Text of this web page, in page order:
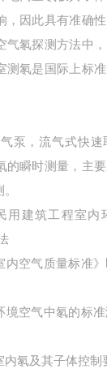
，因此具有准确
气氡探测方法中
测氡是国际上标
泵，流气式快
的瞬时测量，主
用建筑工程室
内空气质量标准
境空气中氡的标
氡及其子体控制